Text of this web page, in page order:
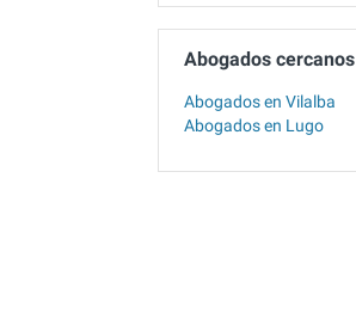
Abogados cercanos
Abogados en Vilalba
Abogados en Lugo